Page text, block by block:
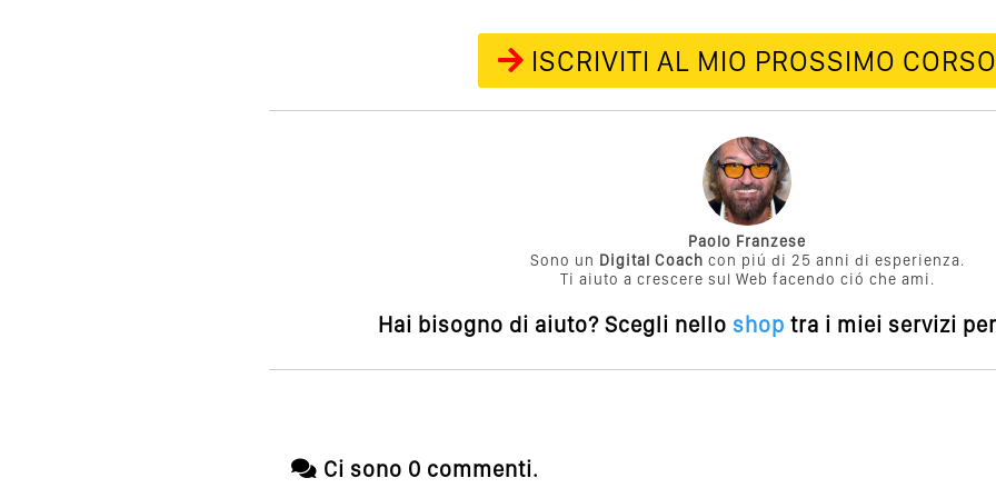
ISCRIVITI AL MIO PROSSIMO CORSO
Paolo Franzese
Sono un Digital Coach con piú di 25 anni di esperienza.
Ti aiuto a crescere sul Web facendo ció che ami.
Hai bisogno di aiuto?Scegli nello shop tra i miei servizi
Ci sono 0 commenti.